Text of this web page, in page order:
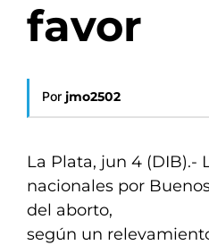
favor
Por jmo2502
La Plata, jun 4 (DIB).-
nacionales por
del aborto,
según un